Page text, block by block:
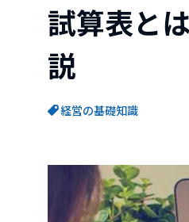
試算表と
説
経営の基礎知識